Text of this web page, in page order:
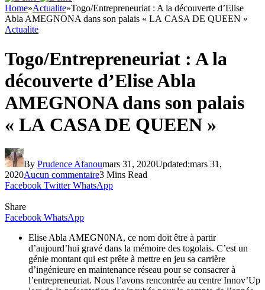
Home»Actualite»Togo/Entrepreneuriat : A la découverte d’Elise
Abla AMEGNONA dans son palais « LA CASA DE QUEEN »
Actualite
Togo/Entrepreneuriat : A la
découverte d’Elise Abla
AMEGNONA dans son palais
« LA CASA DE QUEEN »
By Prudence Afanoumars 31, 2020Updated:mars 31,
2020Aucun commentaire3 Mins Read
Facebook Twitter WhatsApp
Share
Facebook WhatsApp
Elise Abla AMEGN0NA, ce nom doit être à partir
d’aujourd’hui gravé dans la mémoire des togolais. C’est un
génie montant qui est prête à mettre en jeu sa carrière
d’ingénieure en maintenance réseau pour se consacrer à
l’entrepreneuriat. Nous l’avons rencontrée au centre Innov’Up